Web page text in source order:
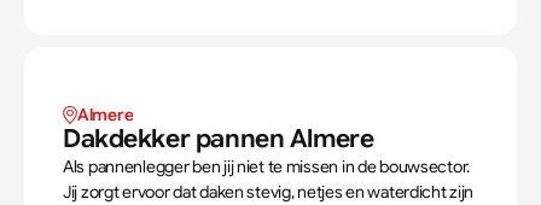
Almere
Dakdekker pannen Almere
Als pannenlegger ben jij niet te missen in de bouwsector.
Jij zorgt ervoor dat daken stevig, netjes en waterdicht zijn